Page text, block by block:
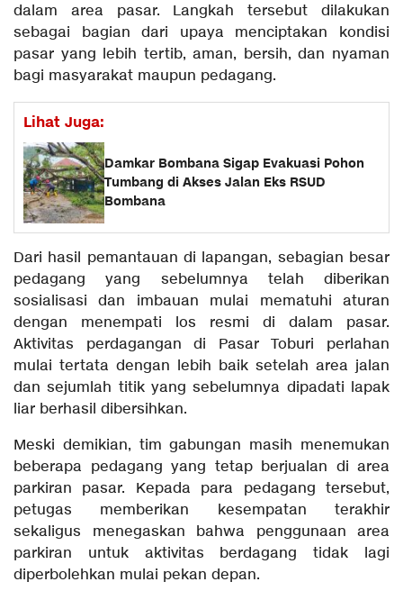
dalam area pasar. Langkah tersebut dilakukan
sebagai bagian dari upaya menciptakan kondisi
pasar yang lebih tertib, aman, bersih, dan nyaman
bagi masyarakat maupun pedagang.
Lihat Juga:
Damkar Bombana Sigap Evakuasi Pohon
Tumbang di Akses Jalan Eks RSUD
Bombana
Dari hasil pemantauan di lapangan, sebagian besar
pedagang yang sebelumnya telah diberikan
sosialisasi dan imbauan mulai mematuhi aturan
dengan menempati los resmi di dalam pasar.
Aktivitas perdagangan di Pasar Toburi perlahan
mulai tertata dengan lebih baik setelah area jalan
dan sejumlah titik yang sebelumnya dipadati lapak
liar berhasil dibersihkan.
Meski demikian, tim gabungan masih menemukan
beberapa pedagang yang tetap berjualan di area
parkiran pasar. Kepada para pedagang tersebut,
petugas memberikan kesempatan terakhir
sekaligus menegaskan bahwa penggunaan area
parkiran untuk aktivitas berdagang tidak lagi
diperbolehkan mulai pekan depan.